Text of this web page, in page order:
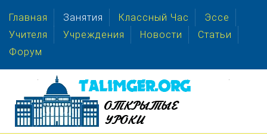
Главная Занятия Классный Час
Эссе
Учителя
Учреждения Новости
Статьи
Форум
. .